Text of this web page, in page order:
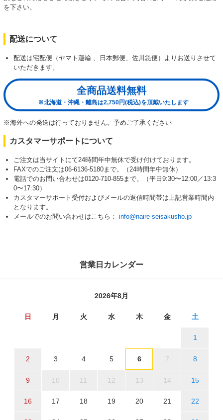
を下さい。
配送について
配送は宅配便（ヤマト運輸 、日本郵便、佐川急便）よりお送りさせて
いただきます。
全商品送料無料
※北海道・沖縄・離島は2,750円(税込)を頂戴いたします
※海外への発送は行っておりません。予めご了承ください
カスタマーサポートについて
ご注文は当サイトにて24時間年中無休で受け付けております。
FAXでのご注文は06-6136-5180まで。（24時間年中無休）
電話でのお問い合わせは0120-710-855まで。（平日9:30〜12:00／13:3
0〜17:30）
カスタマーサポート受付およびメールの返信時間帯は上記営業時間内
となります。
メールでのお問い合わせはこちら： info@naire-seisakusho.jp
営業日カレンダー
2026年8月
日 月 火 水 木 金 土
1
2 3 4 5 6 7 8
9 10 11 12 13 14 15
16 17 18 19 20 21 22